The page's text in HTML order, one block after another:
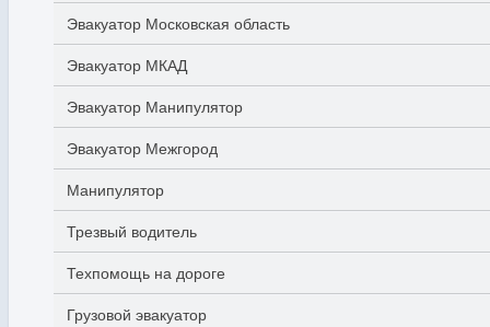
Эвакуатор Московская область
Эвакуатор МКАД
Эвакуатор Манипулятор
Эвакуатор Межгород
Манипулятор
Трезвый водитель
Техпомощь на дороге
Грузовой эвакуатор